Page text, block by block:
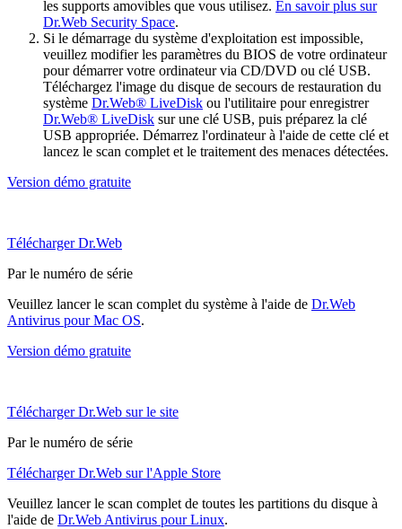
les supports amovibles que vous utilisez. En savoir plus sur
Dr.Web Security Space.
Si le démarrage du système d'exploitation est impossible,
veuillez modifier les paramètres du BIOS de votre ordinateur
pour démarrer votre ordinateur via CD/DVD ou clé USB.
Téléchargez l'image du disque de secours de restauration du
système Dr.Web® LiveDisk ou l'utilitaire pour enregistrer
Dr.Web® LiveDisk sur une clé USB, puis préparez la clé
USB appropriée. Démarrez l'ordinateur à l'aide de cette clé et
lancez le scan complet et le traitement des menaces détectées.
Version démo gratuite
Télécharger Dr.Web
Par le numéro de série
Veuillez lancer le scan complet du système à l'aide de Dr.Web
Antivirus pour Mac OS.
Version démo gratuite
Télécharger Dr.Web sur le site
Par le numéro de série
Télécharger Dr.Web sur l'Apple Store
Veuillez lancer le scan complet de toutes les partitions du disque à
l'aide de Dr.Web Antivirus pour Linux.